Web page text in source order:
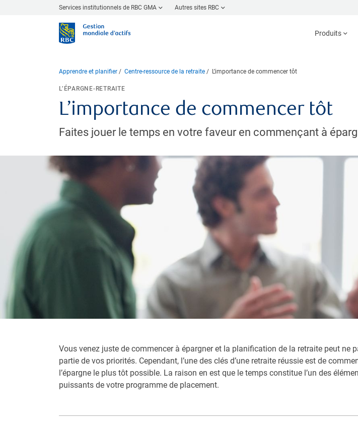
Services institutionnels de RBC GMA Autres sites RBC
Produits
Apprendre et planifier Centre-ressource de la retraite L’importance de commencer tôt
L’importance de commencer tôt
L’ÉPARGNE-RETRAITE
​Faites jouer le temps en votre faveur en commençant à
Vous venez juste de commencer à épargner et la planification de la retraite peut ne
partie de vos priorités. Cependant, l’une des clés d’une retraite réussie est de
l’épargne le plus tôt possible. La raison en est que le temps constitue l’un des
puissants de votre programme de placement.